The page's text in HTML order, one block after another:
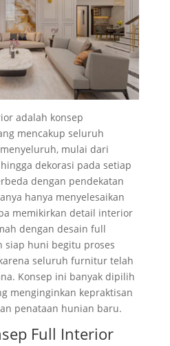
adalah konsep
mencakup seluruh
mulai dari
dekorasi pada setiap
dengan pendekatan
hanya menyelesaikan
memikirkan detail interior
dengan desain full
siap huni begitu proses
seluruh furnitur telah
Konsep ini banyak dipilih
menginginkan kepraktisan
penataan hunian baru.
Full Interior